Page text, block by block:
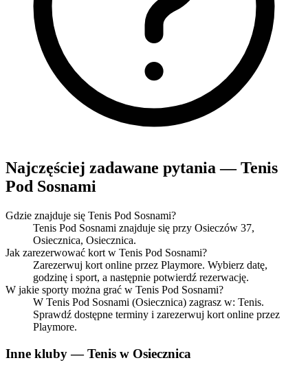
Najczęściej zadawane pytania — Tenis
Pod Sosnami
Gdzie znajduje się Tenis Pod Sosnami?
Tenis Pod Sosnami znajduje się przy Osieczów 37,
Osiecznica, Osiecznica.
Jak zarezerwować kort w Tenis Pod Sosnami?
Zarezerwuj kort online przez Playmore. Wybierz datę,
godzinę i sport, a następnie potwierdź rezerwację.
W jakie sporty można grać w Tenis Pod Sosnami?
W Tenis Pod Sosnami (Osiecznica) zagrasz w: Tenis.
Sprawdź dostępne terminy i zarezerwuj kort online przez
Playmore.
Inne kluby — Tenis w Osiecznica